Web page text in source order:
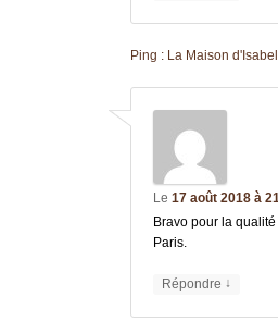
Ping : La Maison
Le 17 août 2018 à
Bravo pour la
Paris.
Répondre ↓